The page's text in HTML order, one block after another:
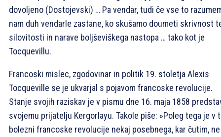
dovoljeno (Dostojevski) … Pa vendar, tudi če vse to
nam duh vendarle zastane, ko skušamo doumeti skrivnost
silovitosti in narave boljševiškega nastopa … tako kot je
Tocquevillu.
Francoski mislec, zgodovinar in politik 19. stoletja Alexis
Tocqueville se je ukvarjal s pojavom francoske revolucije.
Stanje svojih raziskav je v pismu dne 16. maja 1858
svojemu prijatelju Kergorlayu. Takole piše: »Poleg tega je v
bolezni francoske revolucije nekaj posebnega, kar čutim, ne